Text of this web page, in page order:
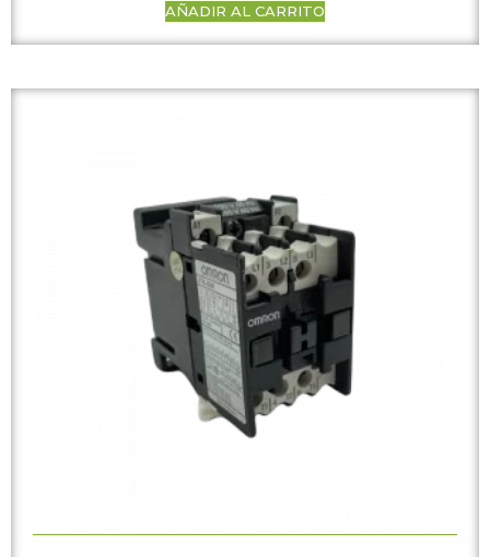
AÑADIR AL CARRITO